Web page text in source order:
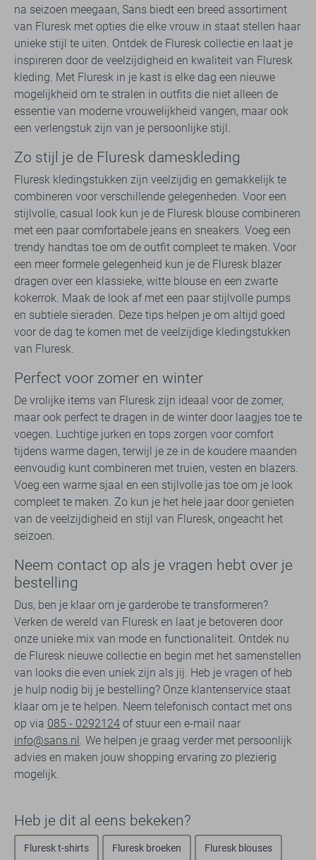
na seizoen meegaan, Sans biedt een breed assortiment
van Fluresk met opties die elke vrouw in staat stellen haar
unieke stijl te uiten. Ontdek de Fluresk collectie en laat je
inspireren door de veelzijdigheid en kwaliteit van Fluresk
kleding. Met Fluresk in je kast is elke dag een nieuwe
mogelijkheid om te stralen in outfits die niet alleen de
essentie van moderne vrouwelijkheid vangen, maar ook
een verlengstuk zijn van je persoonlijke stijl.
Zo stijl je de Fluresk dameskleding
Fluresk kledingstukken zijn veelzijdig en gemakkelijk te
combineren voor verschillende gelegenheden. Voor een
stijlvolle, casual look kun je de Fluresk blouse combineren
met een paar comfortabele jeans en sneakers. Voeg een
trendy handtas toe om de outfit compleet te maken. Voor
een meer formele gelegenheid kun je de Fluresk blazer
dragen over een klassieke, witte blouse en een zwarte
kokerrok. Maak de look af met een paar stijlvolle pumps
en subtiele sieraden. Deze tips helpen je om altijd goed
voor de dag te komen met de veelzijdige kledingstukken
van Fluresk.
Perfect voor zomer en winter
De vrolijke items van Fluresk zijn ideaal voor de zomer,
maar ook perfect te dragen in de winter door laagjes toe te
voegen. Luchtige jurken en tops zorgen voor comfort
tijdens warme dagen, terwijl je ze in de koudere maanden
eenvoudig kunt combineren met truien, vesten en blazers.
Voeg een warme sjaal en een stijlvolle jas toe om je look
compleet te maken. Zo kun je het hele jaar door genieten
van de veelzijdigheid en stijl van Fluresk, ongeacht het
seizoen.
Neem contact op als je vragen hebt over je
bestelling
Dus, ben je klaar om je garderobe te transformeren?
Verken de wereld van Fluresk en laat je betoveren door
onze unieke mix van mode en functionaliteit. Ontdek nu
de Fluresk nieuwe collectie en begin met het samenstellen
van looks die even uniek zijn als jij. Heb je vragen of heb
je hulp nodig bij je bestelling? Onze klantenservice staat
klaar om je te helpen. Neem telefonisch contact met ons
op via 085 - 0292124 of stuur een e-mail naar
info@sans.nl. We helpen je graag verder met persoonlijk
advies en maken jouw shopping ervaring zo plezierig
mogelijk.
Heb je dit al eens bekeken?
Fluresk t-shirts Fluresk broeken Fluresk blouses